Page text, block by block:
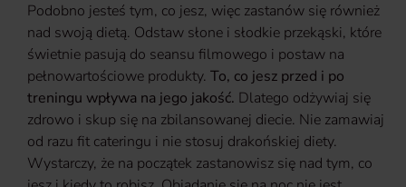
Podobno jesteś tym, co jesz, więc zastanów się również
nad swoją dietą. Odstaw słone i słodkie przekąski, które
świetnie pasują do seansu filmowego i postaw na
pełnowartościowe produkty. To, co jesz przed i po
treningu wpływa na jego jakość. Dlatego odżywiaj się
zdrowo i skup się na zbilansowanej diecie. Nie zamawiaj
od razu fit cateringu i nie stosuj drakońskiej diety.
Wystarczy, że na początek zastanowisz się nad tym, co